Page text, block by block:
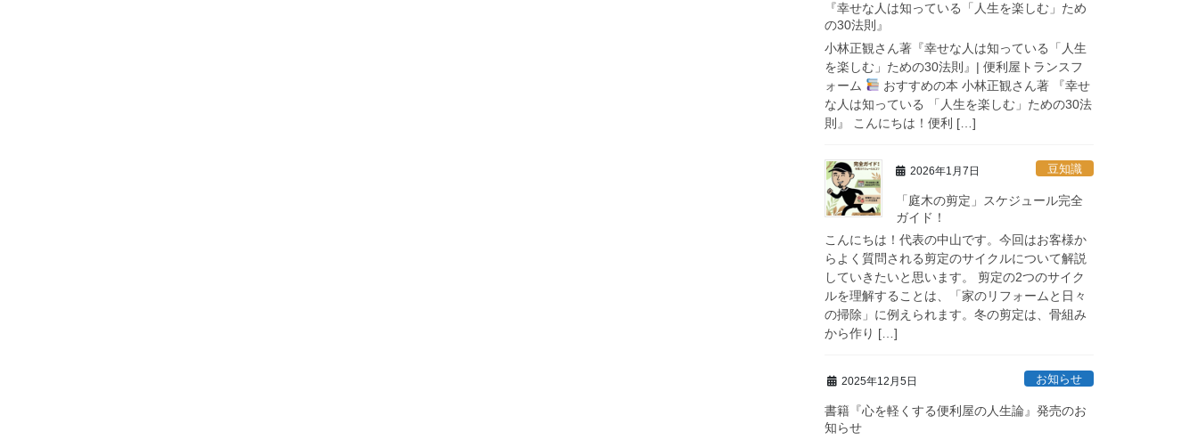
『幸せな人は知っている「人生を楽しむ」ため
の30法則』
小林正観さん著『幸せな人は知っている「人生
を楽しむ」ための30法則』| 便利屋トランスフ
ォーム
おすすめの本 小林正観さん著 『幸せ
な人は知っている 「人生を楽しむ」ための30法
則』 こんにちは！便利 […]
2026年1月7日 豆知識
「庭木の剪定」スケジュール完全
ガイド！
こんにちは！代表の中山です。今回はお客様か
らよく質問される剪定のサイクルについて解説
していきたいと思います。 剪定の2つのサイク
ルを理解することは、「家のリフォームと日々
の掃除」に例えられます。冬の剪定は、骨組み
から作り […]
2025年12月5日 お知らせ
書籍『心を軽くする便利屋の人生論』発売のお
知らせ